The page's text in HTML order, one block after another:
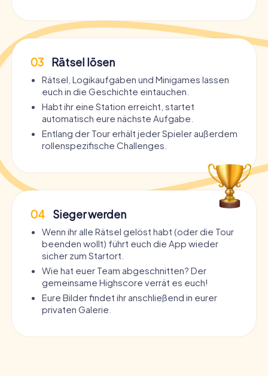
03 Rätsel lösen
Rätsel, Logikaufgaben und Minigames lassen
euch in die Geschichte eintauchen.
Habt ihr eine Station erreicht, startet
automatisch eure nächste Aufgabe.
Entlang der Tour erhält jeder Spieler außerdem
rollenspezifische Challenges.
04 Sieger werden
Wenn ihr alle Rätsel gelöst habt (oder die Tour
beenden wollt) führt euch die App wieder
sicher zum Startort.
Wie hat euer Team abgeschnitten? Der
gemeinsame Highscore verrät es euch!
Eure Bilder findet ihr anschließend in eurer
privaten Galerie.